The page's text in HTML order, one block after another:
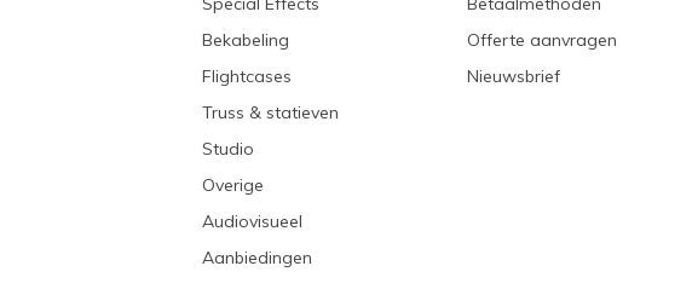
Bekabeling
Flightcases
Truss & statieven
Studio
Overige
Audiovisueel
Aanbiedingen
Offerte aanvragen
Nieuwsbrief